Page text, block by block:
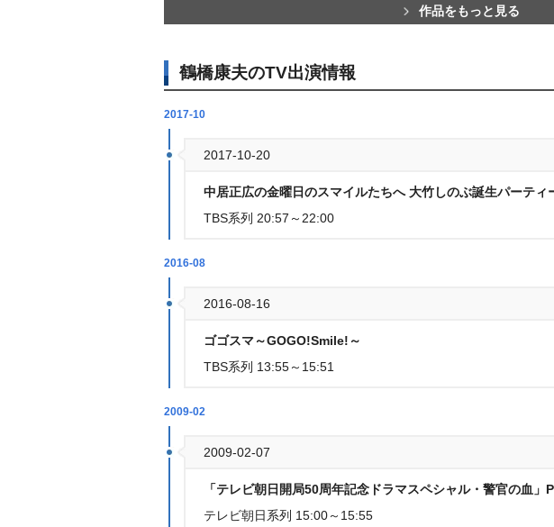
作品をもっと見る
鶴橋康夫のTV出演情報
2017-10
2017-10-20
中居正広の金曜日のスマイルたちへ 大竹しのぶ誕生パーティ
TBS系列 20:57～22:00
2016-08
2016-08-16
ゴゴスマ～GOGO!Smile!～
TBS系列 13:55～15:51
2009-02
2009-02-07
「テレビ朝日開局50周年記念ドラマスペシャル・警官の血」
テレビ朝日系列 15:00～15:55